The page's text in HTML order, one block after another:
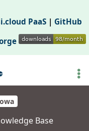
PaaS| GitHub
Base